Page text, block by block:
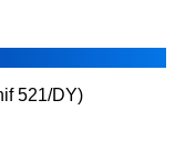
521/DY)